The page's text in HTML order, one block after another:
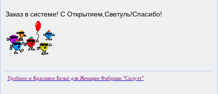
Заказ в системе! С Открытием,Светуль!Спасибо!
Удобное и Красивое Бельё для Женщин Фабрики "Силуэт"